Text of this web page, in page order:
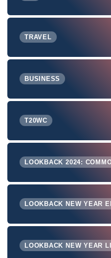
TRAVEL
BUSINESS
T20WC
LOOKBACK 2024:
LOOKBACK NEW YEAR
LOOKBACK NEW YEAR